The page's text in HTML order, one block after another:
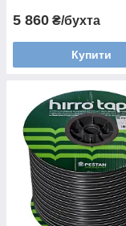
5 860 ₴/бухта
Купити